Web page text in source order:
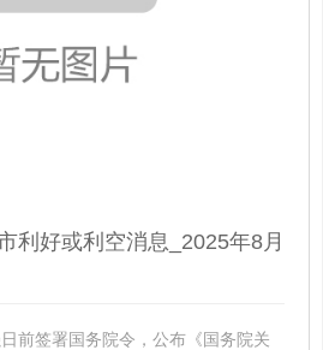
利好或利空消息_2025年8月
签署国务院令，公布《国务院关